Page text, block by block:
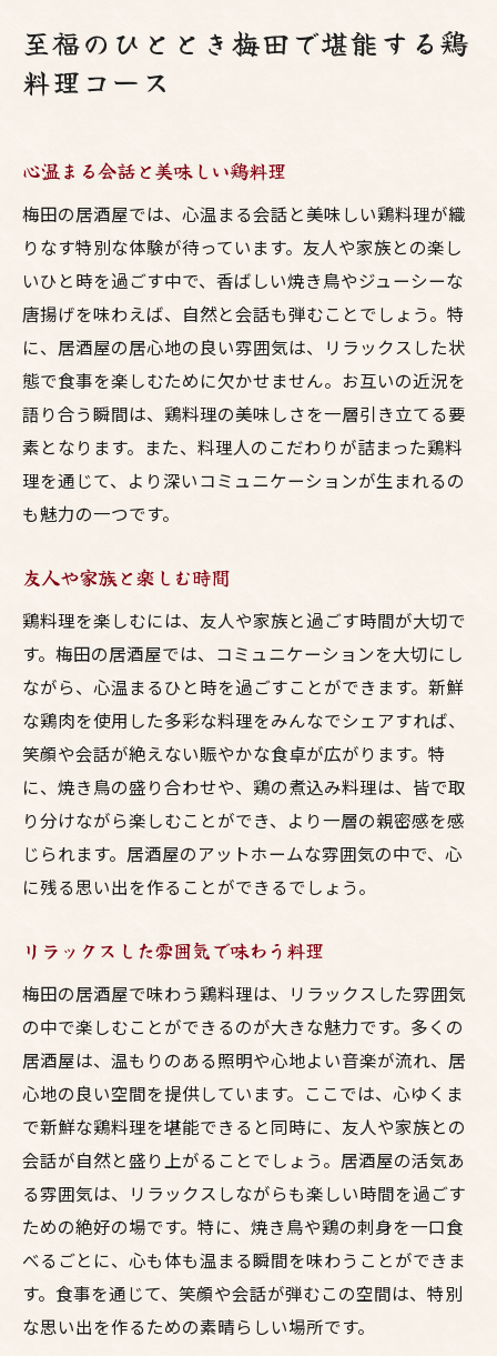
至福のひととき梅田で堪能する鶏
料理コース
心温まる会話と美味しい鶏料理
梅田の居酒屋では、心温まる会話と美味しい鶏料理が織
りなす特別な体験が待っています。友人や家族との楽し
いひと時を過ごす中で、香ばしい焼き鳥やジューシーな
唐揚げを味わえば、自然と会話も弾むことでしょう。特
に、居酒屋の居心地の良い雰囲気は、リラックスした状
態で食事を楽しむために欠かせません。お互いの近況を
語り合う瞬間は、鶏料理の美味しさを一層引き立てる要
素となります。また、料理人のこだわりが詰まった鶏料
理を通じて、より深いコミュニケーションが生まれるの
も魅力の一つです。
友人や家族と楽しむ時間
鶏料理を楽しむには、友人や家族と過ごす時間が大切で
す。梅田の居酒屋では、コミュニケーションを大切にし
ながら、心温まるひと時を過ごすことができます。新鮮
な鶏肉を使用した多彩な料理をみんなでシェアすれば、
笑顔や会話が絶えない賑やかな食卓が広がります。特
に、焼き鳥の盛り合わせや、鶏の煮込み料理は、皆で取
り分けながら楽しむことができ、より一層の親密感を感
じられます。居酒屋のアットホームな雰囲気の中で、心
に残る思い出を作ることができるでしょう。
リラックスした雰囲気で味わう料理
梅田の居酒屋で味わう鶏料理は、リラックスした雰囲気
の中で楽しむことができるのが大きな魅力です。多くの
居酒屋は、温もりのある照明や心地よい音楽が流れ、居
心地の良い空間を提供しています。ここでは、心ゆくま
で新鮮な鶏料理を堪能できると同時に、友人や家族との
会話が自然と盛り上がることでしょう。居酒屋の活気あ
る雰囲気は、リラックスしながらも楽しい時間を過ごす
ための絶好の場です。特に、焼き鳥や鶏の刺身を一口食
べるごとに、心も体も温まる瞬間を味わうことができま
す。食事を通じて、笑顔や会話が弾むこの空間は、特別
な思い出を作るための素晴らしい場所です。